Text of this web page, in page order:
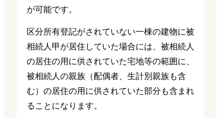
が可能です。
区分所有登記がされていない一棟の建物に被
相続人甲が居住していた場合には、被相続人
の居住の用に供されていた宅地等の範囲に、
被相続人の親族（配偶者、生計別親族も含
む）の居住の用に供されていた部分も含まれ
ることになります。